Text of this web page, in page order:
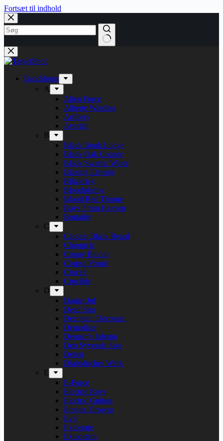
Fortsæt til indhold
Bandshops
A
Alien Force
Alberte Winding
Artillery
Avarice
B
Black Book Lodge
Black Oak County
Black Swamp Water
Blazing Eternity
Blitzkrieg
Bloodphemy
Blood Red Throne
Boys From Heaven
Brutality
C
Captain Black Beard
Chronicle
Conny Bloom
Corpse Vomit
Crocell
Crucible
D
Daniel Jul
Dead Sun
Decorate. Decorate.
Demolizer
Denner’s Inferno
Den Syvende Søn
Detest
Diabolisches Werk
E
E-Force
Electric Boys
Electric Guitars
Empire Drowns
Evil
Exelerate
Exmortem